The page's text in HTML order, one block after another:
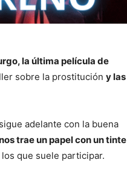
la última película de
sobre la prostitución y las
adelante con la buena
trae un papel con un tinte
que suele participar.